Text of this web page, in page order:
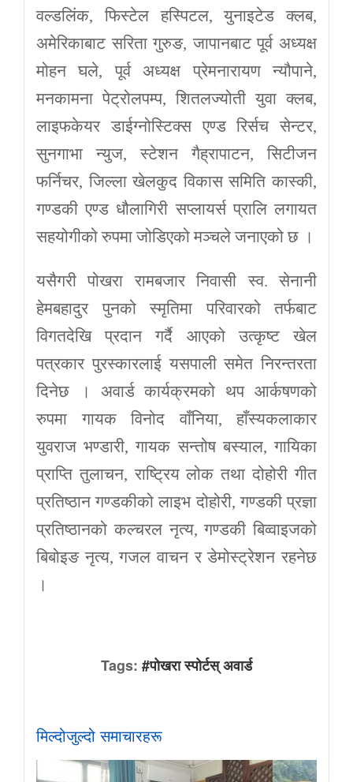
वल्डलिंक, फिस्टेल हस्पिटल, युनाइटेड क्लब,
अमेरिकाबाट सरिता गुरुङ, जापानबाट पूर्व अध्यक्ष
मोहन घले, पूर्व अध्यक्ष प्रेमनारायण न्यौपाने,
मनकामना पेट्रोलपम्प, शितलज्योती युवा क्लब,
लाइफकेयर डाईग्नोस्टिक्स एण्ड रिर्सच सेन्टर,
सुनगाभा न्युज, स्टेशन गैह्रापाटन, सिटीजन
फर्निचर, जिल्ला खेलकुद विकास समिति कास्की,
गण्डकी एण्ड धौलागिरी सप्लायर्स प्रालि लगायत
सहयोगीको रुपमा जोडिएको मञ्चले जनाएको छ ।
यसैगरी पोखरा रामबजार निवासी स्व. सेनानी
हेमबहादुर पुनको स्मृतिमा परिवारको तर्फबाट
विगतदेखि प्रदान गर्दै आएको उत्कृष्ट खेल
पत्रकार पुरस्कारलाई यसपाली समेत निरन्तरता
दिनेछ । अवार्ड कार्यक्रमको थप आर्कषणको
रुपमा गायक विनोद वाँनिया, हाँस्यकलाकार
युवराज भण्डारी, गायक सन्तोष बस्याल, गायिका
प्राप्ति तुलाचन, राष्ट्रिय लोक तथा दोहोरी गीत
प्रतिष्ठान गण्डकीको लाइभ दोहोरी, गण्डकी प्रज्ञा
प्रतिष्ठानको कल्चरल नृत्य, गण्डकी बिव्वाइजको
बिबोइङ नृत्य, गजल वाचन र डेमोस्ट्रेशन रहनेछ
।
Tags: #पोखरा स्पोर्टस् अवार्ड
मिल्दोजुल्दो समाचारहरू